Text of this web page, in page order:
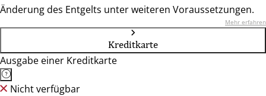
Änderung des Entgelts unter weiteren Voraussetzungen.
Mehr erfahren
Kreditkarte
Ausgabe einer Kreditkarte
Nicht verfügbar